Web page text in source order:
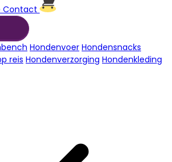
Contact
Hondenvoer Hondensnacks
reis Hondenverzorging Hondenkleding